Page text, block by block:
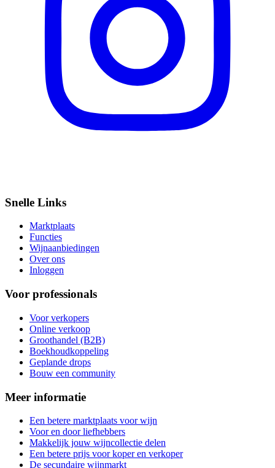
Snelle Links
Marktplaats
Functies
Wijnaanbiedingen
Over ons
Inloggen
Voor professionals
Voor verkopers
Online verkoop
Groothandel (B2B)
Boekhoudkoppeling
Geplande drops
Bouw een community
Meer informatie
Een betere marktplaats voor wijn
Voor en door liefhebbers
Makkelijk jouw wijncollectie delen
Een betere prijs voor koper en verkoper
De secundaire wijnmarkt